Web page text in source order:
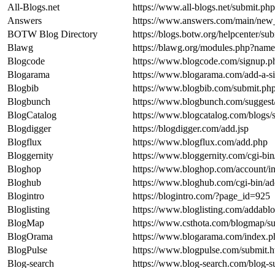
All-Blogs.net
https://www.all-blogs.net/submit.php
Answers
https://www.answers.com/main/
BOTW Blog Directory
https://blogs.botw.org/helpcenter/
Blawg
https://blawg.org/
Blogcode
https://www.blogcode.com/
Blogarama
https://www.blogarama.com/add-a-
Blogbib
https://www.blogbib.com/
Blogbunch
https://www.blogbunch.com/
BlogCatalog
https://www.blogcatalog.com/
Blogdigger
https://blogdigger.com/add.jsp
Blogflux
https://www.blogflux.com/add.php
Bloggernity
https://www.bloggernity.com/cgi-
Bloghop
https://www.bloghop.com/account/
Bloghub
https://www.bloghub.com/cgi-bin/
Blogintro
https://blogintro.com/?page_id=925
Bloglisting
https://www.bloglisting.com/
BlogMap
https://www.csthota.com/blogmap/
BlogOrama
https://www.blogarama.com/
BlogPulse
https://www.blogpulse.com/
Blog-search
https://www.blog-search.com/blog-